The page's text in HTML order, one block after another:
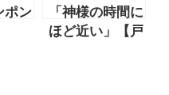
ポン
「神様の時間に
ほど近い」【戸